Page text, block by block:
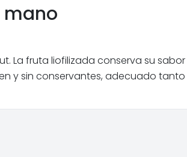
mano
La fruta liofilizada conserva su
y sin conservantes, adecuado